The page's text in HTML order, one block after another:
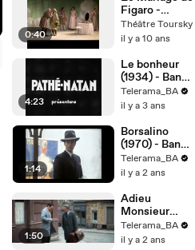
0:40
Figaro -
Saison
2016/2017
Théâtre Toursky
il y a 10 ans
4:23
Le bonheur
(1934) - Bande
annonce
Telerama_BA
il y a 3 ans
1:14
Borsalino
(1970) - Bande
annonce
Telerama_BA
il y a 2 ans
1:50
Adieu
Monsieur
Haffmann
(2021) - Bande
Telerama_BA
il y a 2 ans